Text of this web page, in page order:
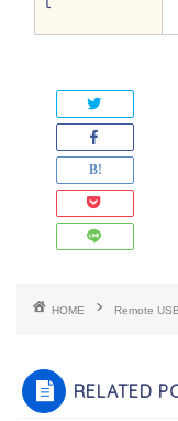
HOME Remote
RELATED